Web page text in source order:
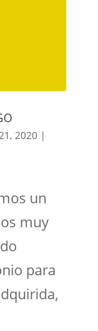
2020|
un
muy
para